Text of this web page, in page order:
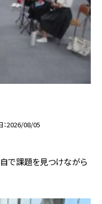
2026/08/05
で課題を見つけながら